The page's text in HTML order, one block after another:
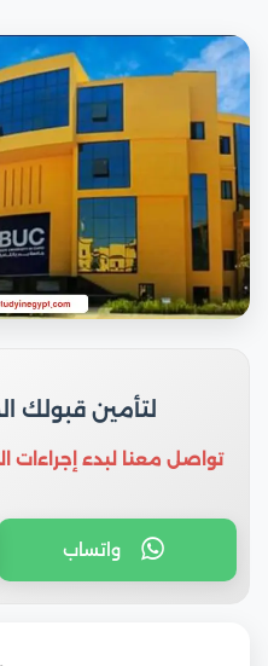
لتأمين قبولك
تواصل معنا لبدء إجراءات
واتساب